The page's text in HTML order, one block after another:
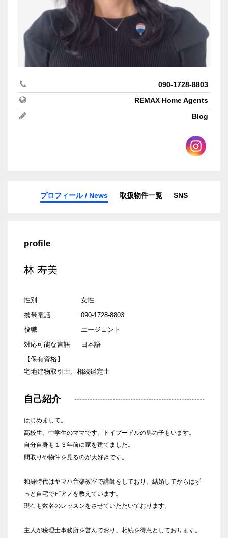
090-1728-8803
REMAX Home Agents
Blog
プロフィール / News 取扱物件一覧 SNS
profile
林 寿美
性別
女性
携帯電話
090-1728-8803
役職
エージェント
対応可能な言語
日本語
【保有資格】
宅地建物取引士、相続鑑定士
自己紹介
はじめまして。
高校生、中学生のママです。トイプードルの男の子もいます。
自分自身も１３年前に家を建てました。
間取りや物件を見るのが大好きです。
独身時代はヤマハ音楽教室で講師をしており、結婚してからはず
っと自宅でピアノを教えています。
現在も数名のレッスンをさせていただいております。
主人が税理士事務所を営んでおり、相続を得意としております。